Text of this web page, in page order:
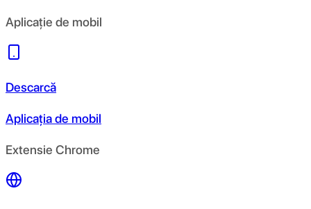
Aplicație de mobil
Descarcă
Aplicația de mobil
Extensie Chrome